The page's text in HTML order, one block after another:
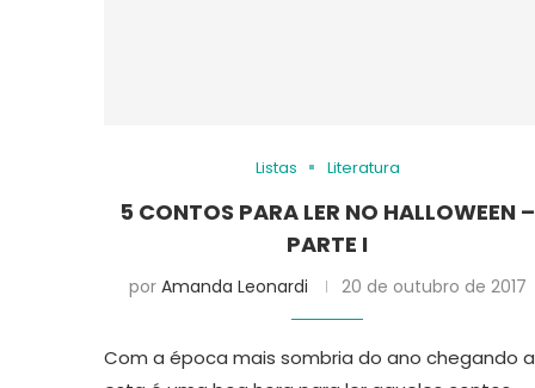
Listas Literatura
5 CONTOS PARA LER NO HALLOWEEN –
PARTE I
por Amanda Leonardi 20 de outubro de 2017
Com a época mais sombria do ano chegando